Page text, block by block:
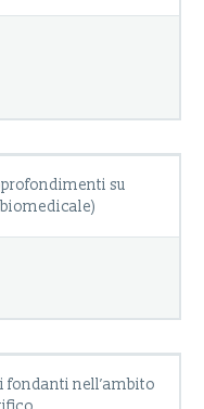
su
fondanti nell’ambito